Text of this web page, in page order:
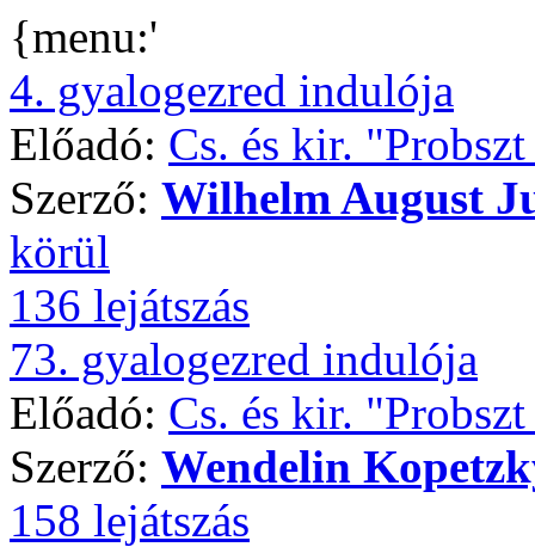
{menu:'
4. gyalogezred indulója
Előadó: Cs. és kir.
Szerző: Wilhelm August
körül
136 lejátszás
73. gyalogezred indulója
Előadó: Cs. és kir.
Szerző: Wendelin
158 lejátszás